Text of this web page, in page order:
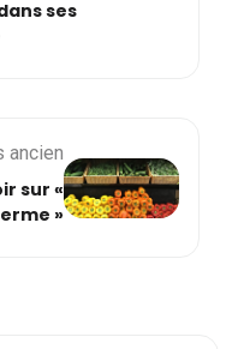
ses
ancien
sur «
»